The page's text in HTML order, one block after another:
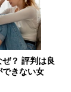
？ 評判は良
できない女